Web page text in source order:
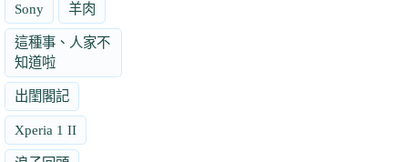
Sony 羊肉
這種事、人家不
知道啦
出閨閣記
Xperia 1 II